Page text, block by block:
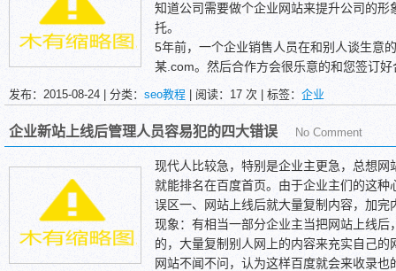
知道公司需要做个企业网站来提升公司的
托。
5年前，一个企业销售人员在和别人谈生意
某.com。然后合作方会很乐意的和您签订
你们网站是什么?什么百度上看不到你们的
变。
那么我们就来说说我们广大的SEO人员，“
司的产品需要在网络上推广吗?想让客户自
货就能有很好的销售额吗?”面对这样的推
责人，企业老总看到商机，放开膀子干，
档次。而现在，随着百度的算法改变，反
发链接的时代已经一去不复返了。这种忽
底的对这些SEO，网络优化死心。但是如
个慢慢被淘汰的结局。
发布：2015-08-24 | 分类： seo教程 | 阅读： 17 次 | 标签： 企业
企业新站上线后管理人员容易犯的四大错误 No Comment
现代人比较急，特别是企业主更急，总想
就能排名在百度首页。由于企业主们的这
误区一、网站上线后就大量复制内容，加完
现象：有相当一部分企业主当把网站上线
的，大量复制别人网上的内容来充实自己
网站不闻不问，认为这样百度就会来收录